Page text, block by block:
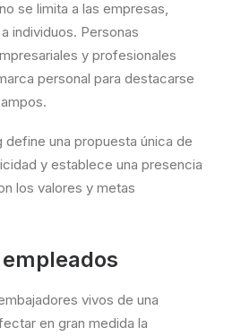
se limita a las empresas,
individuos. Personas
y profesionales
personal para destacarse
define una propuesta única de
y establece una presencia
los valores y metas
vivos de una
en gran medida la